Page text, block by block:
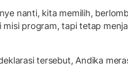
nanti, kita memilih,
misi program, tapi tetap
tersebut, Andika